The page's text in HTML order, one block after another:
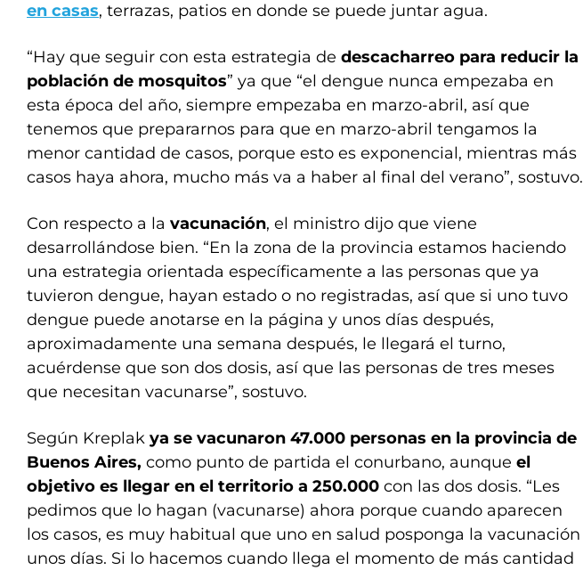
en casas, terrazas, patios en donde se puede juntar agua.
“Hay que seguir con esta estrategia de descacharreo para reducir la
población de mosquitos” ya que “el dengue nunca empezaba en
esta época del año, siempre empezaba en marzo-abril, así que
tenemos que prepararnos para que en marzo-abril tengamos la
menor cantidad de casos, porque esto es exponencial, mientras más
casos haya ahora, mucho más va a haber al final del verano”, sostuvo.
Con respecto a la vacunación, el ministro dijo que viene
desarrollándose bien. “En la zona de la provincia estamos haciendo
una estrategia orientada específicamente a las personas que ya
tuvieron dengue, hayan estado o no registradas, así que si uno tuvo
dengue puede anotarse en la página y unos días después,
aproximadamente una semana después, le llegará el turno,
acuérdense que son dos dosis, así que las personas de tres meses
que necesitan vacunarse”, sostuvo.
Según Kreplak ya se vacunaron 47.000 personas en la provincia de
Buenos Aires, como punto de partida el conurbano, aunque el
objetivo es llegar en el territorio a 250.000 con las dos dosis. “Les
pedimos que lo hagan (vacunarse) ahora porque cuando aparecen
los casos, es muy habitual que uno en salud posponga la vacunación
unos días. Si lo hacemos cuando llega el momento de más cantidad